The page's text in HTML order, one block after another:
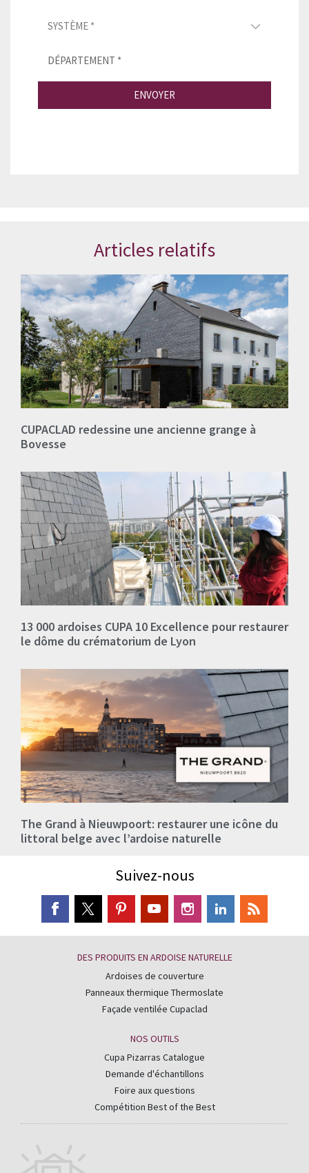
ENVOYER
Articles relatifs
CUPACLAD redessine une ancienne grange à
Bovesse
13 000 ardoises CUPA 10 Excellence pour restaurer
le dôme du crématorium de Lyon
The Grand à Nieuwpoort: restaurer une icône du
littoral belge avec l’ardoise naturelle
Suivez-nous
DES PRODUITS EN ARDOISE NATURELLE
Ardoises de couverture
Panneaux thermique Thermoslate
Façade ventilée Cupaclad
NOS OUTILS
Cupa Pizarras Catalogue
Demande d'échantillons
Foire aux questions
Compétition Best of the Best